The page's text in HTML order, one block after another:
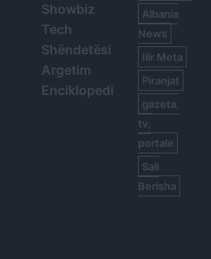
Showbiz
Tech
Shëndetësi
Argetim
Enciklopedi
Albania
News
Ilir Meta
Piranjat
gazeta,
tv,
portale
Sali
Berisha